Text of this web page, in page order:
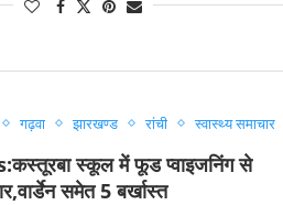
गढ़वा झारखण्ड रांची स्वास्थ्य समाचार
स्कूल में फूड प्वाइजनिंग से
समेत 5 बर्खास्त